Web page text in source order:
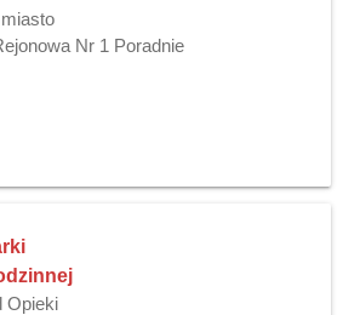
Nr 1 Poradnie
Opieki